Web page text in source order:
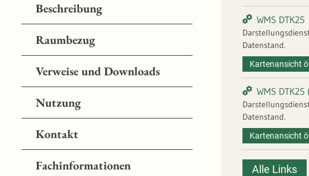
Beschreibung
Raumbezug
Verweise und Downloads
Nutzung
Kontakt
Fachinformationen
WMS DTK25
Datenstand.
Kartenansicht
WMS DTK25
Datenstand.
Kartenansicht
Alle Links